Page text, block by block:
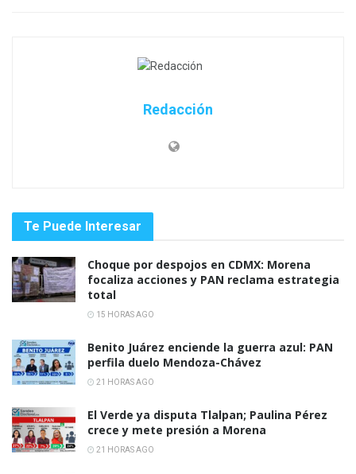
Redacción
Te Puede Interesar
Choque por despojos en CDMX: Morena
focaliza acciones y PAN reclama estrategia
total
15 HORAS AGO
Benito Juárez enciende la guerra azul: PAN
perfila duelo Mendoza-Chávez
21 HORAS AGO
El Verde ya disputa Tlalpan; Paulina Pérez
crece y mete presión a Morena
21 HORAS AGO